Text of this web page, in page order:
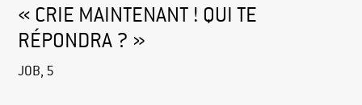
« CRIE MAINTENANT ! QUI TE
RÉPONDRA ? »
JOB, 5